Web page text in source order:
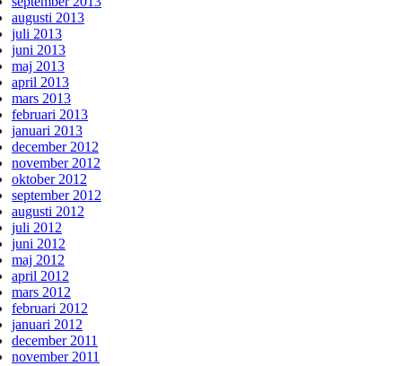
augusti 2013
juli 2013
juni 2013
maj 2013
april 2013
mars 2013
februari 2013
januari 2013
december 2012
november 2012
oktober 2012
september 2012
augusti 2012
juli 2012
juni 2012
maj 2012
april 2012
mars 2012
februari 2012
januari 2012
december 2011
november 2011